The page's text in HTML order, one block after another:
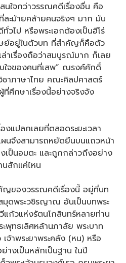
นใจกว่าวรรณคดีเรื่องอื่น คือ
ะม้ายคล้ายคนจริงๆ มาก มัน
วไป หรือพระเอกต้องเป็นฮีโร่
ย์อยู่ในตัวบท ที่สำคัญก็คือตัว
าเรื่องถือว่าสมบูรณ์มาก ก็เลย
ใจของคนที่เสพ” ณรงค์ศักดิ์
ชาภาษาไทย คณะศิลปศาสตร์
ที่ศึกษาเรื่องนี้อย่างจริงจัง
งแปลกเลยที่ตลอดระยะเวลา
นจึงสามารถหยัดยืนบนแถวหน้า
ป็นอมตะ และถูกกล่าวถึงอย่าง
นสักแค่ไหน
ญของวรรณคดีเรื่องนี้ อยู่ที่บท
มุดพระวชิรญาณ อันเป็นบทพระ
แก้วแห่งรัตนโกสินทร์หลายท่าน
ะพุทธเลิศหล้านภาลัย พระบาท
เจ้าพระยาพระคลัง (หน) หรือ
งเป็นหลักเป็นฐาน ในปี